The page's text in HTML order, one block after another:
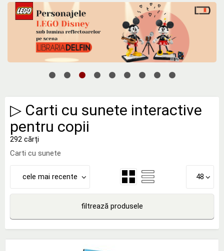
▷ Carti cu sunete interactive
pentru copii
292 cărți
Carti cu sunete
cele mai recente 48
filtrează produsele